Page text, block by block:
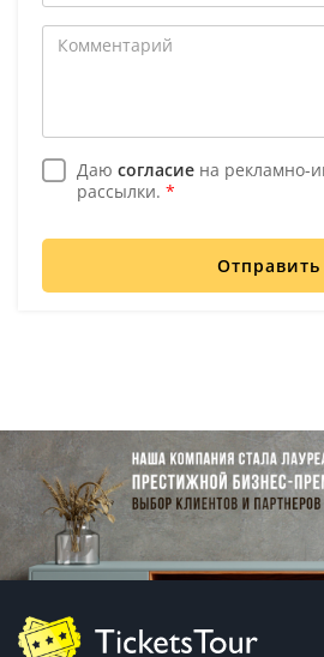
Даю согласие на рекламно-
рассылки. *
Отправить